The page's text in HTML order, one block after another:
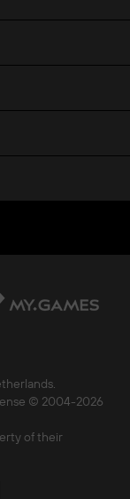
© 2004-2026
of their